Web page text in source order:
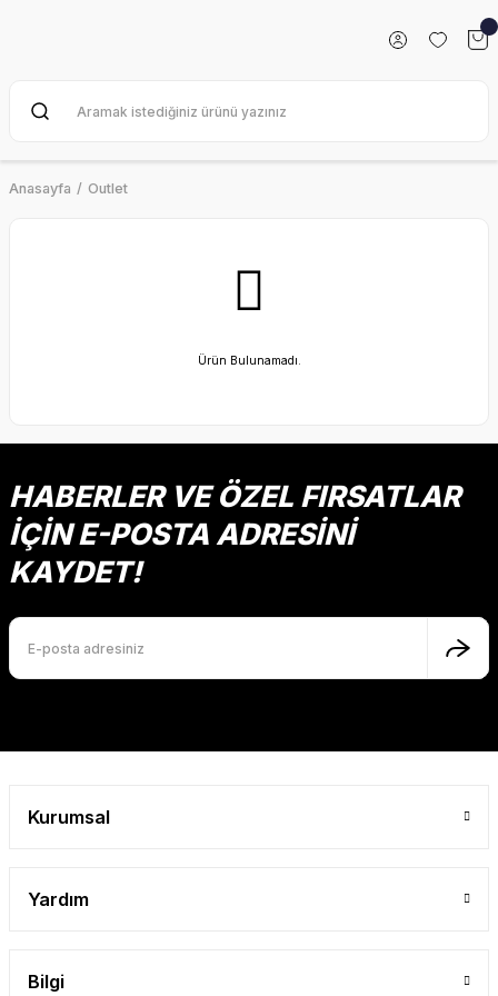
Anasayfa Outlet
Ürün Bulunamadı.
HABERLER VE ÖZEL FIRSATLAR
İÇİN E-POSTA ADRESİNİ
KAYDET!
Kurumsal
Yardım
Bilgi